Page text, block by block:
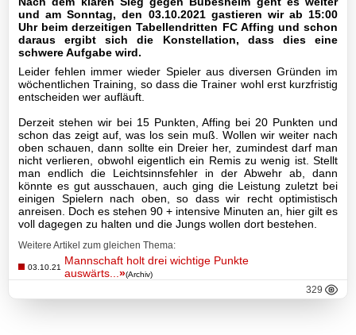
II-
Mannschaft
III-
Mannschaft
Jugendfußball
Tennis
Volleyball
Stockschützen
Gymnastik
und am Sonntag, den 03.10.2021 gastieren wir ab 15:00
Uhr beim derzeitigen Tabellendritten FC Affing und schon
daraus ergibt sich die Konstellation, dass dies eine
schwere Aufgabe wird.
Leider fehlen immer wieder Spieler aus diversen Gründen im
wöchentlichen Training, so dass die Trainer wohl erst kurzfristig
entscheiden wer aufläuft.
Derzeit stehen wir bei 15 Punkten, Affing bei 20 Punkten und
schon das zeigt auf, was los sein muß. Wollen wir weiter nach
oben schauen, dann sollte ein Dreier her, zumindest darf man
nicht verlieren, obwohl eigentlich ein Remis zu wenig ist. Stellt
man endlich die Leichtsinnsfehler in der Abwehr ab, dann
könnte es gut ausschauen, auch ging die Leistung zuletzt bei
einigen Spielern nach oben, so dass wir recht optimistisch
anreisen. Doch es stehen 90 + intensive Minuten an, hier gilt es
voll dagegen zu halten und die Jungs wollen dort bestehen.
Weitere Artikel zum gleichen Thema:
03.10.21
Mannschaft holt drei wichtige Punkte
auswärts...»(Archiv)
329